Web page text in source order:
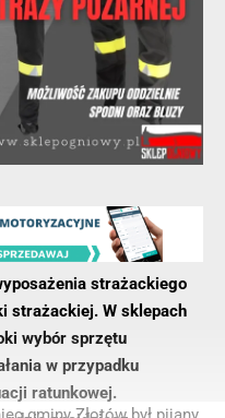
strażackiego
strażackiej. W sklepach
wybór sprzętu
w przypadku
ratunkowej.